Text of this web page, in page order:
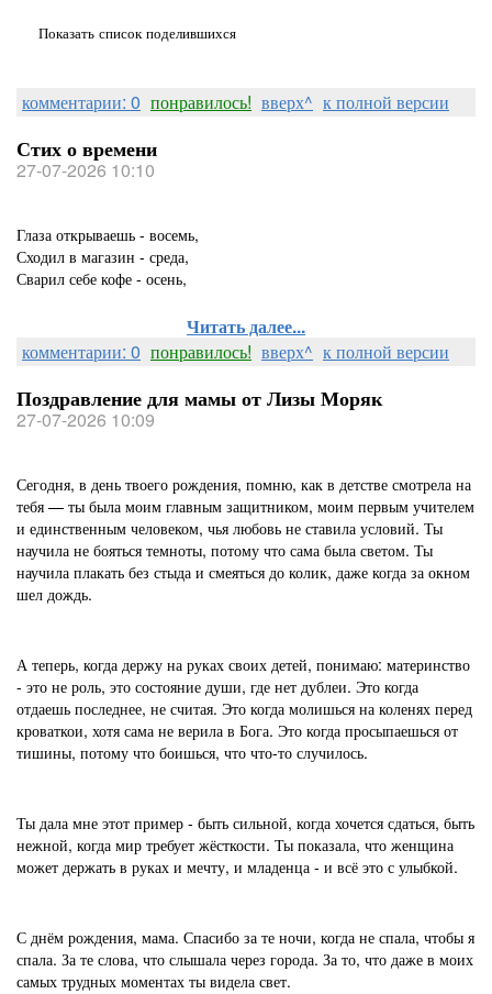
Показать список поделившихся
комментарии: 0 понравилось! вверх^ к полной версии
Стих о времени
27-07-2026 10:10
Глаза открываешь - восемь,
Сходил в магазин - среда,
Сварил себе кофе - осень,
Читать далее...
комментарии: 0 понравилось! вверх^ к полной версии
Поздравление для мамы от Лизы Моряк
27-07-2026 10:09
Сегодня, в день твоего рождения, помню, как в детстве смотрела на
тебя — ты была моим главным защитником, моим первым учителем
и единственным человеком, чья любовь не ставила условий. Ты
научила не бояться темноты, потому что сама была светом. Ты
научила плакать без стыда и смеяться до колик, даже когда за окном
шел дождь.
А теперь, когда держу на руках своих детей, понимаю: материнство
- это не роль, это состояние души, где нет дублеи. Это когда
отдаешь последнее, не считая. Это когда молишься на коленях перед
кроваткои, хотя сама не верила в Бога. Это когда просыпаешься от
тишины, потому что боишься, что что-то случилось.
Ты дала мне этот пример - быть сильной, когда хочется сдаться, быть
нежной, когда мир требует жёсткости. Ты показала, что женщина
может держать в руках и мечту, и младенца - и всё это с улыбкой.
С днём рождения, мама. Спасибо за те ночи, когда не спала, чтобы я
спала. За те слова, что слышала через города. За то, что даже в моих
самых трудных моментах ты видела свет.